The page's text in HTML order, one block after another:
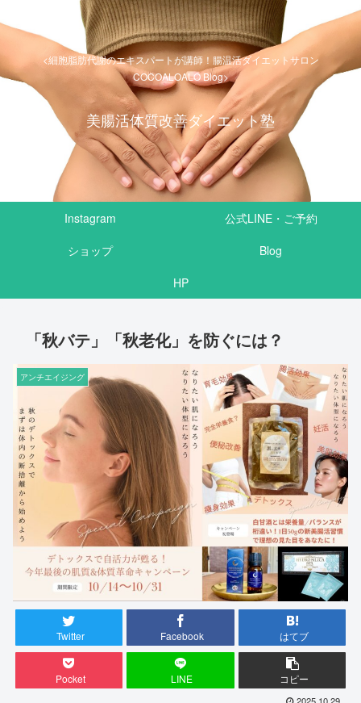
<細胞脂肪代謝のエキスパートが講師！腸温活ダイエットサロン
COCOALOALO Blog>
美腸活体質改善ダイエット塾
Instagram
公式LINE・ご予約
ショップ
Blog
HP
「秋バテ」「秋老化」を防ぐには？
アンチエイジング
Twitter Facebook はてブ
Pocket LINE コピー
2025.10.29